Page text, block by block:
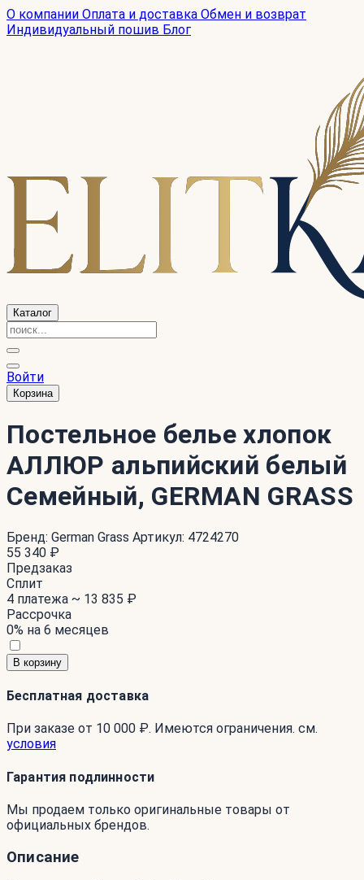
О компании Оплата и доставка Обмен и возврат
Индивидуальный пошив Блог
Каталог
Войти
Корзина
Постельное белье хлопок
АЛЛЮР альпийский белый
Семейный, GERMAN GRASS
Бренд: German Grass Артикул: 4724270
55 340 ₽
Предзаказ
Сплит
4 платежа ~ 13 835 ₽
Рассрочка
0% на 6 месяцев
В корзину
Бесплатная доставка
При заказе от 10 000 ₽. Имеются ограничения. см.
условия
Гарантия подлинности
Мы продаем только оригинальные товары от
официальных брендов.
Описание